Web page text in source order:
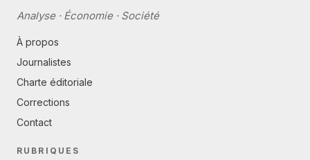
Analyse · Économie · Société
À propos
Journalistes
Charte éditoriale
Corrections
Contact
RUBRIQUES